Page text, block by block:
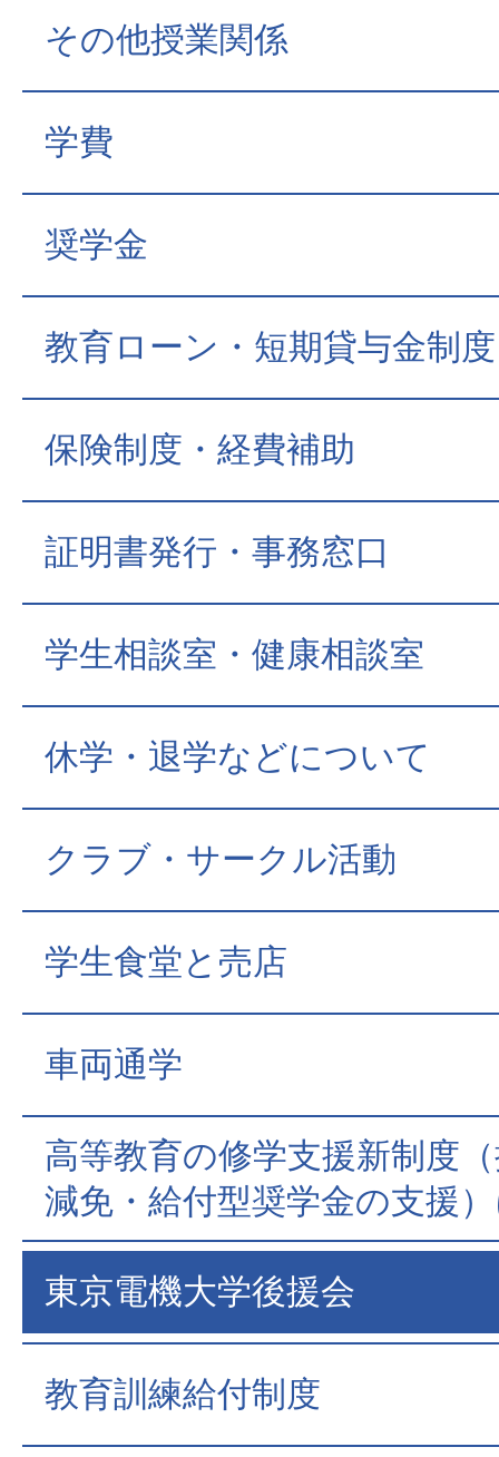
その他授業関係
学費
奨学金
教育ローン・短期貸与金制度
保険制度・経費補助
証明書発行・事務窓口
学生相談室・健康相談室
休学・退学などについて
クラブ・サークル活動
学生食堂と売店
車両通学
⾼等教育の修学支援新制度
減免・給付型奨学金の支援
東京電機大学後援会
教育訓練給付制度